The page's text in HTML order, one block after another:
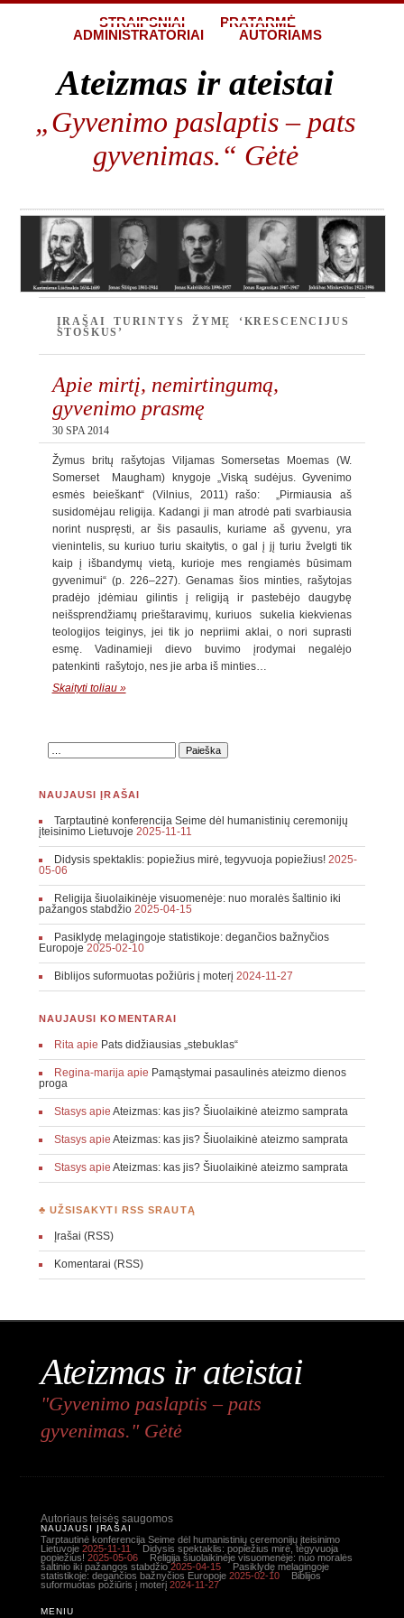
STRAIPSNIAI
PRATARMĖ
ADMINISTRATORIAI
AUTORIAMS
Ateizmas ir ateistai
„Gyvenimo paslaptis – pats
gyvenimas.“ Gėtė
ĮRAŠAI TURINTYS ŽYMĘ ‘KRESCENCIJUS
STOŠKUS’
Apie mirtį, nemirtingumą,
gyvenimo prasmę
30 SPA 2014
Žymus britų rašytojas Viljamas Somersetas Moemas (W.
Somerset Maugham) knygoje „Viską sudėjus. Gyvenimo
esmės beieškant“ (Vilnius, 2011) rašo: „Pirmiausia aš
susidomėjau religija. Kadangi ji man atrodė pati svarbiausia
norint nuspręsti, ar šis pasaulis, kuriame aš gyvenu, yra
vienintelis, su kuriuo turiu skaitytis, o gal į jį turiu žvelgti tik
kaip į išbandymų vietą, kurioje mes rengiamės būsimam
gyvenimui“ (p. 226–227). Genamas šios minties, rašytojas
pradėjo įdėmiau gilintis į religiją ir pastebėjo daugybę
neišsprendžiamų prieštaravimų, kuriuos sukelia kiekvienas
teologijos teiginys, jei tik jo nepriimi aklai, o nori suprasti
esmę. Vadinamieji dievo buvimo įrodymai negalėjo
patenkinti rašytojo, nes jie arba iš minties…
Skaityti toliau »
NAUJAUSI ĮRAŠAI
Tarptautinė konferencija Seime dėl humanistinių ceremonijų
įteisinimo Lietuvoje 2025-11-11
Didysis spektaklis: popiežius mirė, tegyvuoja popiežius! 2025-
05-06
Religija šiuolaikinėje visuomenėje: nuo moralės šaltinio iki
pažangos stabdžio 2025-04-15
Pasiklydę melagingoje statistikoje: degančios bažnyčios
Europoje 2025-02-10
Biblijos suformuotas požiūris į moterį 2024-11-27
NAUJAUSI KOMENTARAI
Ritaapie Pats didžiausias „stebuklas“
Regina-marijaapie Pamąstymai pasaulinės ateizmo dienos
proga
Stasysapie Ateizmas: kas jis? Šiuolaikinė ateizmo samprata
Stasysapie Ateizmas: kas jis? Šiuolaikinė ateizmo samprata
Stasysapie Ateizmas: kas jis? Šiuolaikinė ateizmo samprata
♣ UŽSISAKYTI RSS SRAUTĄ
Įrašai (RSS)
Komentarai (RSS)
Ateizmas ir ateistai
"Gyvenimo paslaptis – pats
gyvenimas." Gėtė
Autoriaus teisės saugomos
NAUJAUSI ĮRAŠAI
Tarptautinė konferencija Seime dėl humanistinių ceremonijų įteisinimo
Lietuvoje 2025-11-11
Didysis spektaklis: popiežius mirė, tegyvuoja
popiežius! 2025-05-06
Religija šiuolaikinėje visuomenėje: nuo moralės
šaltinio iki pažangos stabdžio 2025-04-15
Pasiklydę melagingoje
statistikoje: degančios bažnyčios Europoje 2025-02-10
Biblijos
suformuotas požiūris į moterį 2024-11-27
MENIU